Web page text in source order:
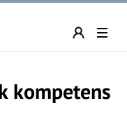
kompetens